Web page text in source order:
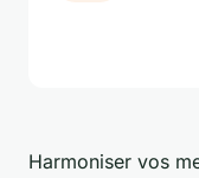
Harmoniser vos